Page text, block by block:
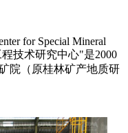
for Special Mineral
技术研究中心"是2000
院（原桂林矿产地质研